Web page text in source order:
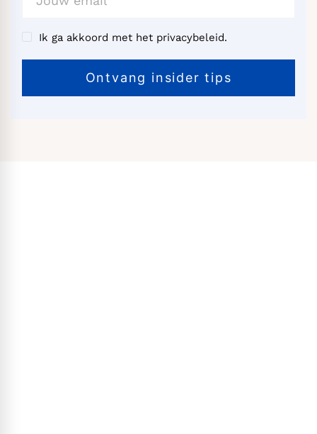
Ik ga akkoord met het privacybeleid.